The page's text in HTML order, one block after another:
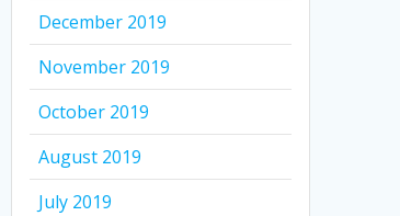
December 2019
November 2019
October 2019
August 2019
July 2019